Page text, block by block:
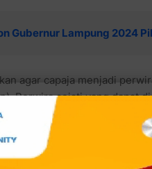
Gubernur Lampung 2024
agar capaja menjadi
Perwira sejati yang dapat
DPRD Kota Bekasi dari